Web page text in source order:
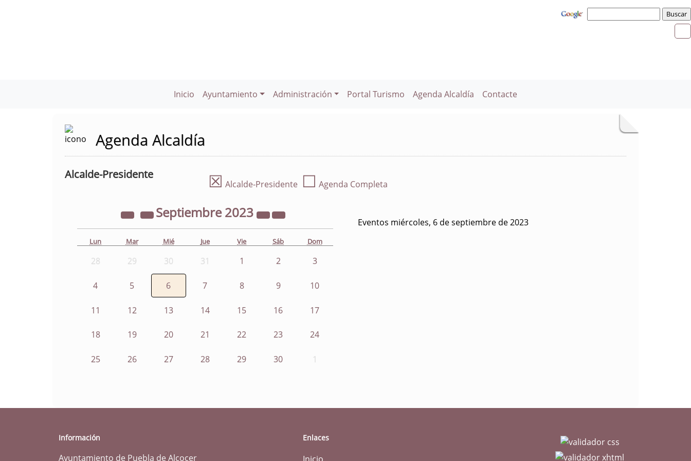
Inicio Ayuntamiento Administración Portal Turismo Agenda Alcaldía Contacte
Agenda Alcaldía
Alcalde-Presidente ☒ Alcalde-Presidente ☐ Agenda Completa
Septiembre2023
Lun Mar Mié Jue Vie Sáb Dom
28 29 30 31 1 2 3
4 5 6 7 8 9 10
11 12 13 14 15 16 17
18 19 20 21 22 23 24
25 26 27 28 29 30 1
Eventos miércoles, 6 de septiembre de 2023
Información
Ayuntamiento de Puebla de Alcocer
Enlaces